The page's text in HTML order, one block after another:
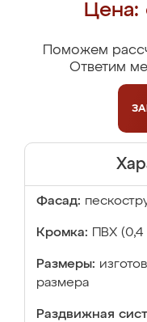
Цена:
Поможем
Ответим
Фасад:
Кромка: ПВХ
Размеры:
размера
Раздвижная